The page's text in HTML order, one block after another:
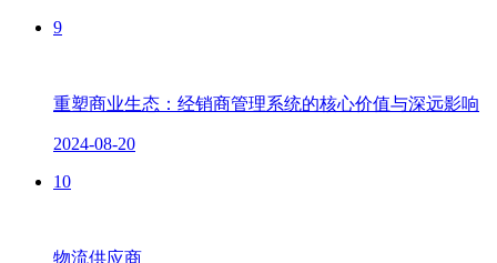
9
重塑商业生态：经销商管理系统的核心价值与深远影响
2024-08-20
10
物流供应商